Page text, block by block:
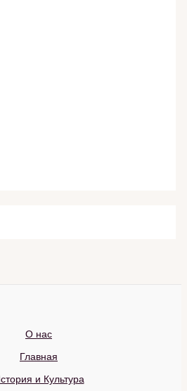
О нас
Главная
и Культура